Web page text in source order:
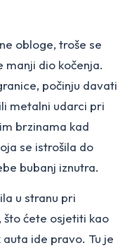
obloge, troše se
dio kočenja.
počinju davati
metalni udarci pri
brzinama kad
se istrošila do
bubanj iznutra.
u stranu pri
što ćete osjetiti kao
ide pravo. Tu je